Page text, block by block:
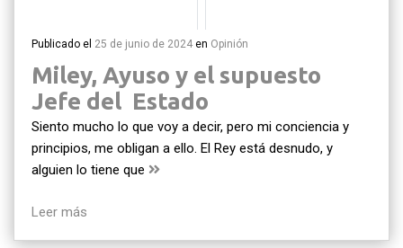
Publicado el 25 de junio de 2024 en Opinión
Miley, Ayuso y el supuesto
Jefe del Estado
Siento mucho lo que voy a decir, pero mi conciencia y
principios, me obligan a ello. El Rey está desnudo, y
alguien lo tiene que
Leer más